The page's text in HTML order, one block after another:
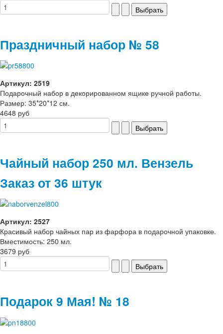
Праздничный набор № 58
Артикул: 2519
Подарочный набор в декорированном ящике ручной работы.
Размер: 35*20*12 см.
4648 руб
Чайный набор 250 мл. Вензель
Заказ от 36 штук
Артикул: 2527
Красивый набор чайных пар из фарфора в подарочной упаковке.
Вместимость: 250 мл.
3679 руб
Подарок 9 Мая! № 18